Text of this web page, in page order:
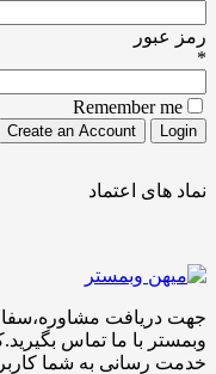
رمز عبور
*
Remember me
نماد های اعتماد
جهت دریافت
خدمت رسانی به شما